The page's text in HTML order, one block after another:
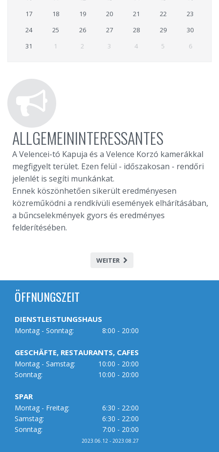
17
18 19 20 21 22
23
24
25 26 27 28 29
30
31
1 2 3 4 5 6
ALLGEMEININTERESSANTES
A Velencei-tó Kapuja és a Velence Korzó kamerákkal
megfigyelt terület. Ezen felül - időszakosan - rendőri
jelenlét is segíti munkánkat.
Ennek köszönhetően sikerült eredményesen
közreműködni a rendkívüli események elhárításában,
a bűncselekmények gyors és eredményes
felderítésében.
WEITER
ÖFFNUNGSZEIT
DIENSTLEISTUNGSHAUS
Montag - Sonntag: 8:00 - 20:00
GESCHÄFTE, RESTAURANTS, CAFES
Montag - Samstag:
10:00 - 20:00
Sonntag:
10:00 - 20:00
SPAR
Montag - Freitag:
6:30 - 22:00
Samstag:
6:30 - 22:00
Sonntag:
7:00 - 20:00
2023.06.12 - 2023.08.27